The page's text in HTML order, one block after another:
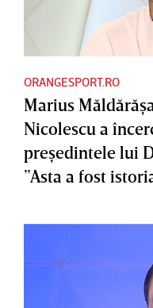
ORANGESPORT.RO
Marius
Nicolescu a
preşedintele lui
”Asta a fost